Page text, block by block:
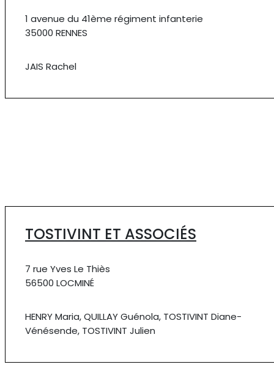
1 avenue du 41ème régiment infanterie
35000 RENNES
JAIS Rachel
TOSTIVINT ET ASSOCIÉS
7 rue Yves Le Thiès
56500 LOCMINÉ
HENRY Maria, QUILLAY Guénola, TOSTIVINT Diane-
Vénésende, TOSTIVINT Julien